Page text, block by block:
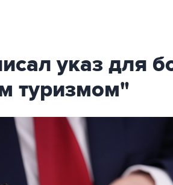
указ для
туризмом"